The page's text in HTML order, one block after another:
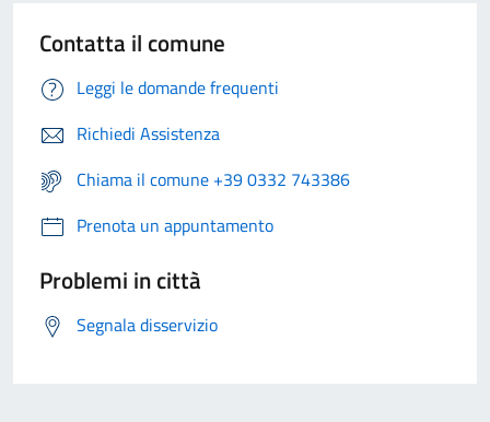
Contatta il comune
Leggi le domande frequenti
Richiedi Assistenza
Chiama il comune +39 0332 743386
Prenota un appuntamento
Problemi in città
Segnala disservizio